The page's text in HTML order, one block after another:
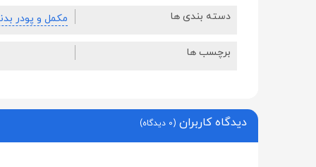
دسته بندی ها مکمل و پودر
برچسب ها
دیدگاه کاربران(0 دیدگاه)